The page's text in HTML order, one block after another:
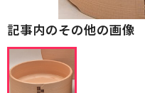
記事内のその他の画像